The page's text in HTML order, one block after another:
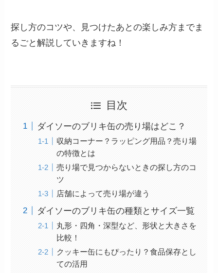
探し方のコツや、見つけたあとの楽しみ方までま
るごと解説していきますね！
目次
ダイソーのブリキ缶の売り場はどこ？
収納コーナー？ラッピング用品？売り場
の特徴とは
売り場で見つからないときの探し方のコ
ツ
店舗によって売り場が違う
ダイソーのブリキ缶の種類とサイズ一覧
丸形・四角・深型など、形状と大きさを
比較！
クッキー缶にもぴったり？食品保存とし
ての活用